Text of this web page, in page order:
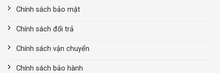
Chính sách bảo mật
Chính sách đổi trả
Chính sách vận chuyển
Chính sách bảo hành